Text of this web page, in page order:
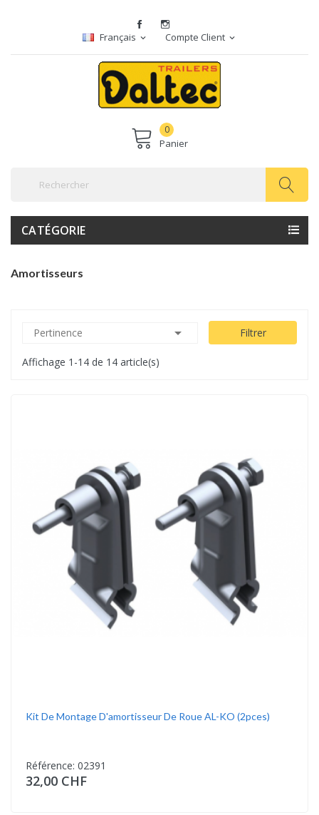
Français expand_more Compte Client expand_more
0
Panier
CATÉGORIE
Amortisseurs
Pertinence  Filtrer
Affichage 1-14 de 14 article(s)
Kit De Montage D'amortisseur De Roue AL-KO (2pces)
Référence: 02391
32,00 CHF